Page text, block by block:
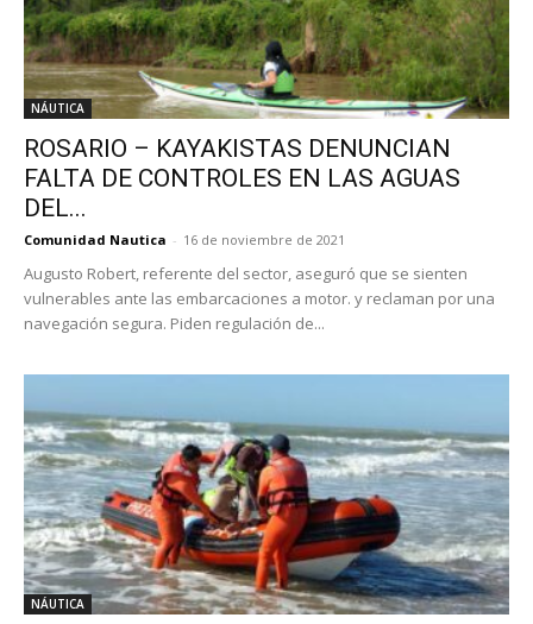
NÁUTICA
ROSARIO – KAYAKISTAS DENUNCIAN
FALTA DE CONTROLES EN LAS AGUAS
DEL...
Comunidad Nautica - 16 de noviembre de 2021
Augusto Robert, referente del sector, aseguró que se sienten
vulnerables ante las embarcaciones a motor. y reclaman por una
navegación segura. Piden regulación de...
NÁUTICA